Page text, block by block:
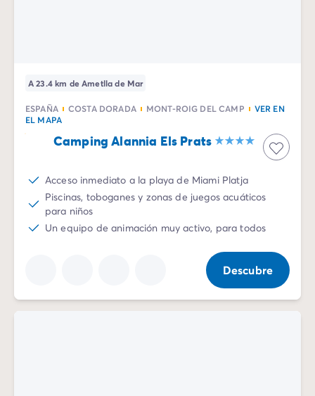
A 23.4 km de Ametlla de Mar
ESPAÑA COSTA DORADA MONT-ROIG DEL CAMP
VER EN
EL MAPA
Camping Alannia Els Prats
Acceso inmediato a la playa de Miami Platja
Piscinas, toboganes y zonas de juegos acuáticos
para niños
Un equipo de animación muy activo, para todos
Descubre